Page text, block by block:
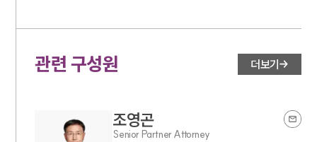
관련 구성원 더보기
조영곤
Senior Partner Attorney